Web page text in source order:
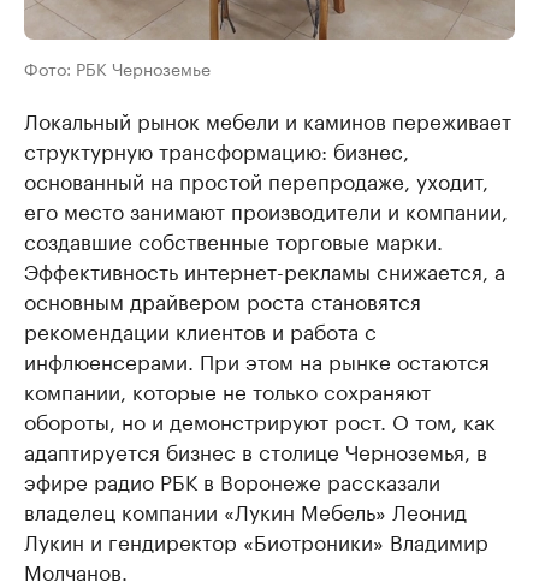
Фото: РБК Черноземье
Локальный рынок мебели и каминов переживает
структурную трансформацию: бизнес,
основанный на простой перепродаже, уходит,
его место занимают производители и компании,
создавшие собственные торговые марки.
Эффективность интернет-рекламы снижается, а
основным драйвером роста становятся
рекомендации клиентов и работа с
инфлюенсерами. При этом на рынке остаются
компании, которые не только сохраняют
обороты, но и демонстрируют рост. О том, как
адаптируется бизнес в столице Черноземья, в
эфире радио РБК в Воронеже рассказали
владелец компании «Лукин Мебель» Леонид
Лукин и гендиректор «Биотроники» Владимир
Молчанов.